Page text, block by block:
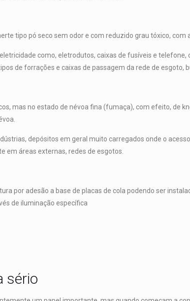
tipo pó seco sem odor e com reduzido grau tóxico, com
como, eletrodutos, caixas de fusíveis e
de forrações e caixas de passagem da rede de esgoto,
mas no estado de névoa fina (fumaça), com efeito, de
depósitos em geral muito carregados onde o
em áreas externas, redes de esgotos.
por adesão a base de placas de cola podendo ser
de iluminação específica
sério